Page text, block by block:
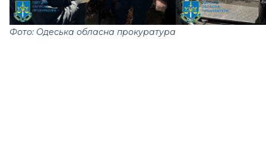
Фото: Одеська обласна прокуратура